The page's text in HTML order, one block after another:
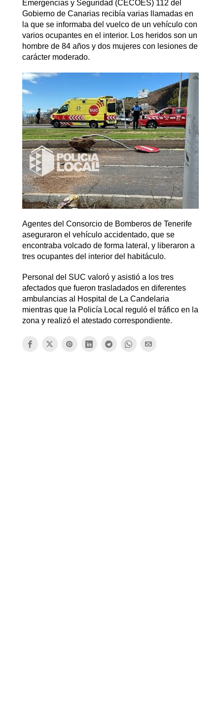
Emergencias y Seguridad (CECOES) 112 del
Gobierno de Canarias recibía varias llamadas en
la que se informaba del vuelco de un vehículo con
varios ocupantes en el interior. Los heridos son un
hombre de 84 años y dos mujeres con lesiones de
carácter moderado.
Agentes del Consorcio de Bomberos de Tenerife
aseguraron el vehículo accidentado, que se
encontraba volcado de forma lateral, y liberaron a
tres ocupantes del interior del habitáculo.
Personal del SUC valoró y asistió a los tres
afectados que fueron trasladados en diferentes
ambulancias al Hospital de La Candelaria
mientras que la Policía Local reguló el tráfico en la
zona y realizó el atestado correspondiente.